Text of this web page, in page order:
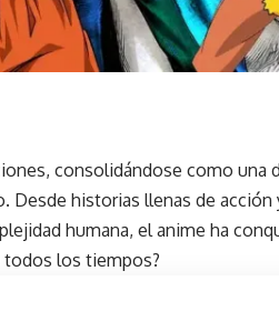
consolidándose como una
historias llenas de acción
humana, el anime ha
todos los tiempos?